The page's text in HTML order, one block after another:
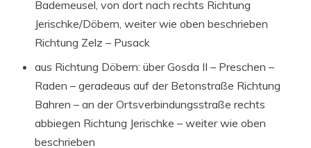
Bademeusel, von dort nach rechts Richtung
Jerischke/Döbern, weiter wie oben beschrieben
Richtung Zelz – Pusack
aus Richtung Döbern: über Gosda II – Preschen –
Raden – geradeaus auf der Betonstraße Richtung
Bahren – an der Ortsverbindungsstraße rechts
abbiegen Richtung Jerischke – weiter wie oben
beschrieben